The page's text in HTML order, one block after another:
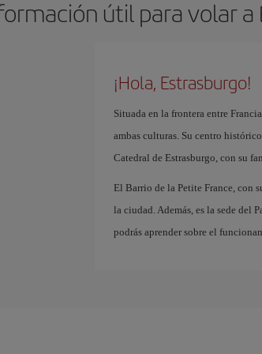
útil para volar a
¡Hola, Estrasburgo!
Situada en la frontera entre
ambas culturas. Su centro
Catedral de Estrasburgo, con su
El Barrio de la Petite France, con
la ciudad. Además, es la sede del
podrás aprender sobre el